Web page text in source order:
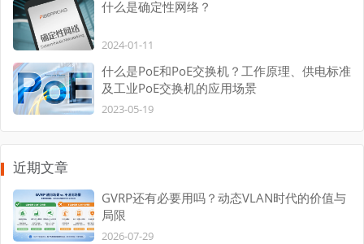
什么是确定性网络？
2024-01-11
什么是PoE和PoE交换机？工作原理、供电标准
及工业PoE交换机的应用场景
2023-05-19
近期文章
GVRP还有必要用吗？动态VLAN时代的价值与
局限
2026-07-29